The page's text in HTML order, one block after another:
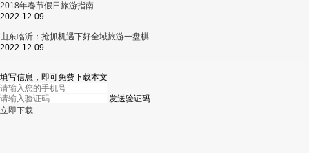
2018年春节假日旅游指南
2022-12-09
山东临沂：抢抓机遇下好全域旅游一盘棋
2022-12-09
填写信息，即可免费下载本文
发送验证码
立即下载